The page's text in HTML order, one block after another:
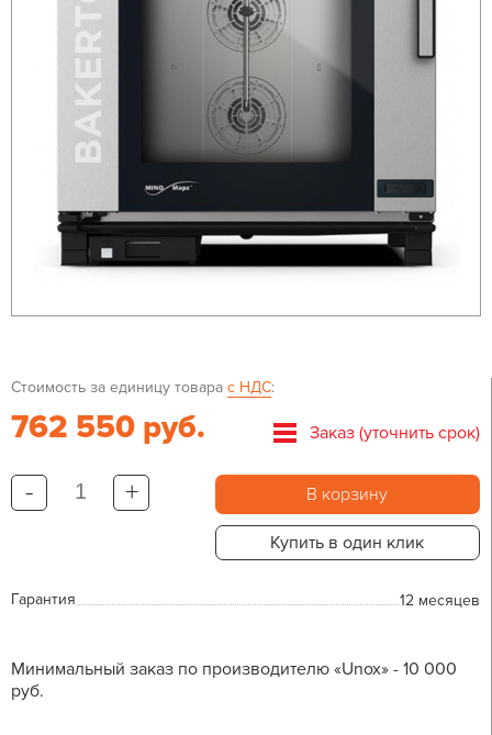
Стоимость за единицу товара с НДС:
762 550 руб. Заказ (уточнить срок)
- + В корзину
Купить в один клик
Гарантия 12 месяцев
Минимальный заказ по производителю «Unox» - 10 000
руб.